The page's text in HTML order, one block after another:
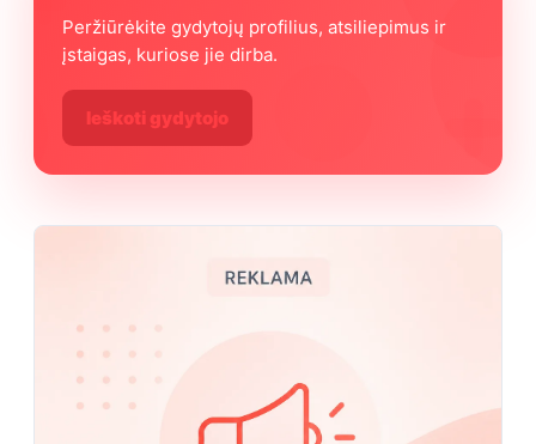
Peržiūrėkite gydytojų profilius, atsiliepimus ir
įstaigas, kuriose jie dirba.
Ieškoti gydytojo